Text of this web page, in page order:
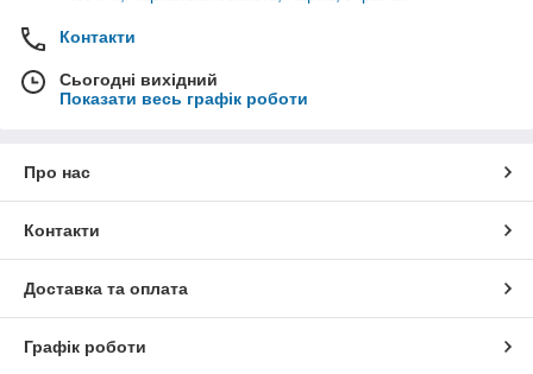
Контакти
Сьогодні вихідний
Показати весь графік роботи
Про нас
Контакти
Доставка та оплата
Графік роботи